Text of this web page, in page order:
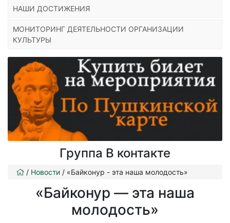
НАШИ ДОСТИЖЕНИЯ
МОНИТОРИНГ ДЕЯТЕЛЬНОСТИ ОРГАНИЗАЦИИ
КУЛЬТУРЫ
Группа В контакте
/ Новости / «Байконур - эта наша молодость»
«Байконур — эта наша
молодость»